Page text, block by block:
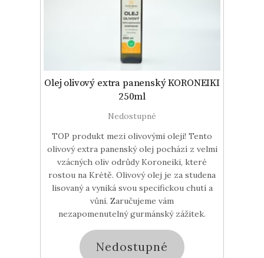
Olej olivový extra panenský KORONEIKI
250ml
Nedostupné
TOP produkt mezi olivovými oleji! Tento
olivový extra panenský olej pochází z velmi
vzácných oliv odrůdy Koroneiki, které
rostou na Krétě. Olivový olej je za studena
lisovaný a vyniká svou specifickou chutí a
vůní. Zaručujeme vám
nezapomenutelný gurmánský zážitek.
Nedostupné